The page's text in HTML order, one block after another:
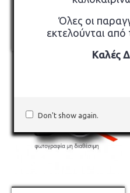
Όλες οι
εκτελούνται
Καλές
Don't show again.